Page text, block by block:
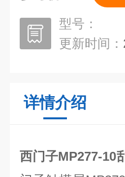
型号：
更新时间：
详情介绍
西门子MP277-10